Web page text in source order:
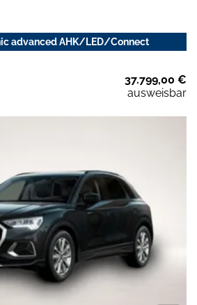
advanced AHK/LED/Connect
37.799,00 €
ausweisbar